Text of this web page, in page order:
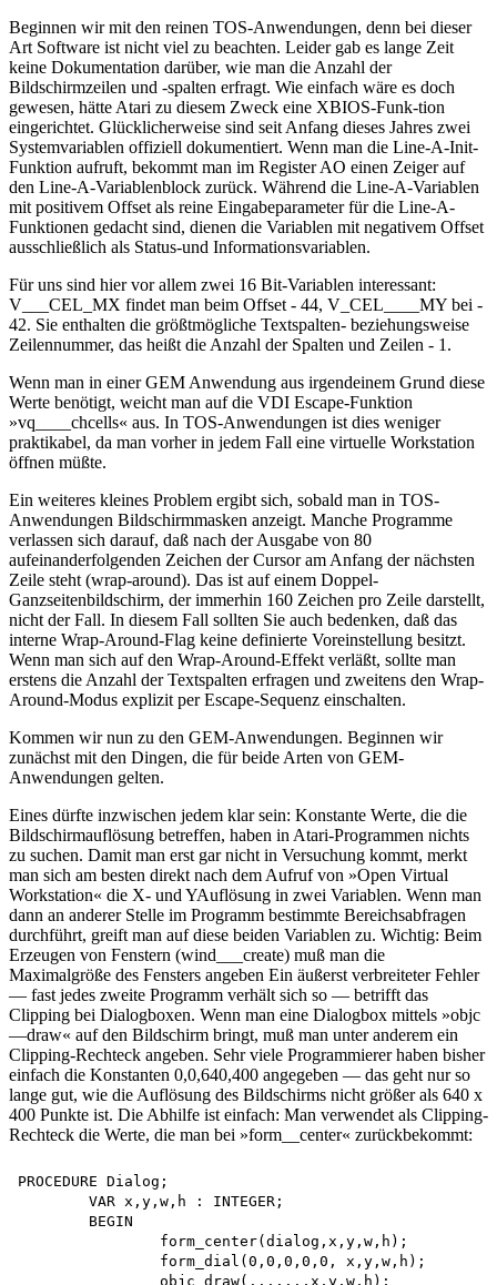
Beginnen wir mit den reinen TOS-Anwendungen, denn bei dieser
Art Software ist nicht viel zu beachten. Leider gab es lange Zeit
keine Dokumentation darüber, wie man die Anzahl der
Bildschirmzeilen und -spalten erfragt. Wie einfach wäre es doch
gewesen, hätte Atari zu diesem Zweck eine XBIOS-Funk-tion
eingerichtet. Glücklicherweise sind seit Anfang dieses Jahres zwei
Systemvariablen offiziell dokumentiert. Wenn man die Line-A-Init-
Funktion aufruft, bekommt man im Register AO einen Zeiger auf
den Line-A-Variablenblock zurück. Während die Line-A-Variablen
mit positivem Offset als reine Eingabeparameter für die Line-A-
Funktionen gedacht sind, dienen die Variablen mit negativem Offset
ausschließlich als Status-und Informationsvariablen.
Für uns sind hier vor allem zwei 16 Bit-Variablen interessant:
V___CEL_MX findet man beim Offset - 44, V_CEL____MY bei -
42. Sie enthalten die größtmögliche Textspalten- beziehungsweise
Zeilennummer, das heißt die Anzahl der Spalten und Zeilen - 1.
Wenn man in einer GEM Anwendung aus irgendeinem Grund diese
Werte benötigt, weicht man auf die VDI Escape-Funktion
»vq____chcells« aus. In TOS-Anwendungen ist dies weniger
praktikabel, da man vorher in jedem Fall eine virtuelle Workstation
öffnen müßte.
Ein weiteres kleines Problem ergibt sich, sobald man in TOS-
Anwendungen Bildschirmmasken anzeigt. Manche Programme
verlassen sich darauf, daß nach der Ausgabe von 80
aufeinanderfolgenden Zeichen der Cursor am Anfang der nächsten
Zeile steht (wrap-around). Das ist auf einem Doppel-
Ganzseitenbildschirm, der immerhin 160 Zeichen pro Zeile darstellt,
nicht der Fall. In diesem Fall sollten Sie auch bedenken, daß das
interne Wrap-Around-Flag keine definierte Voreinstellung besitzt.
Wenn man sich auf den Wrap-Around-Effekt verläßt, sollte man
erstens die Anzahl der Textspalten erfragen und zweitens den Wrap-
Around-Modus explizit per Escape-Sequenz einschalten.
Kommen wir nun zu den GEM-Anwendungen. Beginnen wir
zunächst mit den Dingen, die für beide Arten von GEM-
Anwendungen gelten.
Eines dürfte inzwischen jedem klar sein: Konstante Werte, die die
Bildschirmauflösung betreffen, haben in Atari-Programmen nichts
zu suchen. Damit man erst gar nicht in Versuchung kommt, merkt
man sich am besten direkt nach dem Aufruf von »Open Virtual
Workstation« die X- und YAuflösung in zwei Variablen. Wenn man
dann an anderer Stelle im Programm bestimmte Bereichsabfragen
durchführt, greift man auf diese beiden Variablen zu. Wichtig: Beim
Erzeugen von Fenstern (wind___create) muß man die
Maximalgröße des Fensters angeben Ein äußerst verbreiteter Fehler
— fast jedes zweite Programm verhält sich so — betrifft das
Clipping bei Dialogboxen. Wenn man eine Dialogbox mittels »objc
—draw« auf den Bildschirm bringt, muß man unter anderem ein
Clipping-Rechteck angeben. Sehr viele Programmierer haben bisher
einfach die Konstanten 0,0,640,400 angegeben — das geht nur so
lange gut, wie die Auflösung des Bildschirms nicht größer als 640 x
400 Punkte ist. Die Abhilfe ist einfach: Man verwendet als Clipping-
Rechteck die Werte, die man bei »form__center« zurückbekommt:
PROCEDURE Dialog;